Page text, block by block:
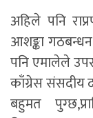
अहिले पनि
आशङ्का
पनि एमालेले
काँग्रेस संसदीय
बहुमत